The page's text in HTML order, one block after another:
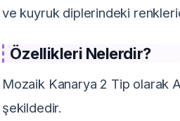
ve kuyruk diplerindeki
Özellikleri Nelerdir?
Mozaik Kanarya 2 Tip olarak
şekildedir.